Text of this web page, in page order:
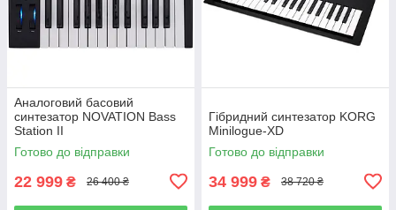
Аналоговий басовий
синтезатор NOVATION Bass
Station II
Готово до відправки
22 999 ₴ 26 400 ₴
Гібридний синтезатор KORG
Minilogue-XD
Готово до відправки
34 999 ₴ 38 720 ₴